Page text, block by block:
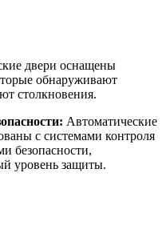
двери оснащены
обнаруживают
столкновения.
Автоматические
с системами контроля
безопасности,
уровень защиты.